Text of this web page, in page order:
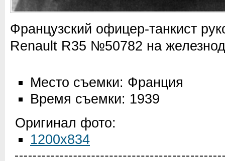
Французский офицер-танкист
Renault R35 №50782 на
Место съемки: Франция
Время съемки: 1939
Оригинал фото:
1200x834